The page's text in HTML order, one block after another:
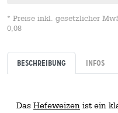
* Preise inkl. gesetzlicher
0,08
Beschreibung Infos
Das Hefeweizen ist ein